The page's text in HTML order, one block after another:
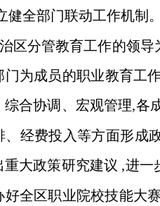
健全部门联动工作机制
区分管教育工作的领
门为成员的职业教育
综合协调、宏观管理,
、经费投入等方面形成
重大政策研究建议 ,进
好全区职业院校技能大